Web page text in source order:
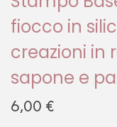
fiocco in
creazioni in
sapone e
6,00 €